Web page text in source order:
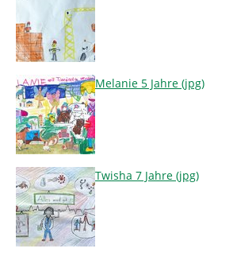
Melanie 5 Jahre (jpg)
Twisha 7 Jahre (jpg)